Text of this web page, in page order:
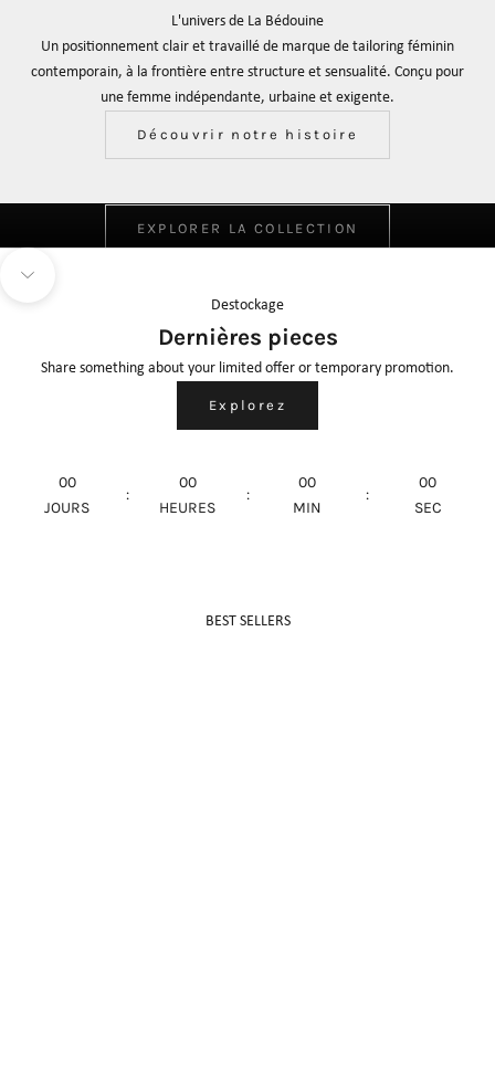
L'univers de La Bédouine
Un positionnement clair et travaillé de marque de tailoring féminin
contemporain, à la frontière entre structure et sensualité. Conçu pour
une femme indépendante, urbaine et exigente.
Découvrir notre histoire
EXPLORER LA COLLECTION
Destockage
Dernières pieces
Share something about your limited offer or temporary promotion.
Explorez
00
JOURS
:
00
HEURES
:
00
MIN
:
00
SEC
BEST SELLERS